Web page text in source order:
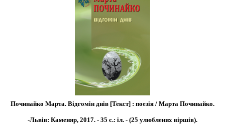
Починайко Марта. Відгомін днів [Текст] : поезія / Марта Починайко.
-Львів: Каменяр, 2017. - 35 с.: іл. - (25 улюблених віршів).